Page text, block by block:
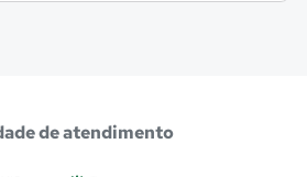
de atendimento